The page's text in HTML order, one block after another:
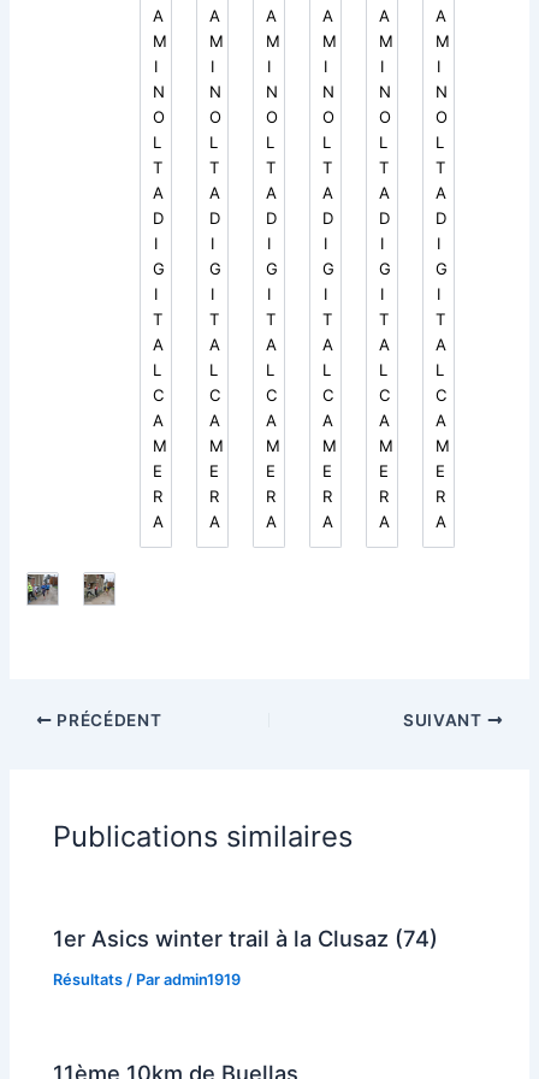
A
M
I
N
O
L
T
A
D
I
G
I
T
A
L
C
A
M
E
R
A
A
M
I
N
O
L
T
A
D
I
G
I
T
A
L
C
A
M
E
R
A
A
M
I
N
O
L
T
A
D
I
G
I
T
A
L
C
A
M
E
R
A
A
M
I
N
O
L
T
A
D
I
G
I
T
A
L
C
A
M
E
R
A
A
M
I
N
O
L
T
A
D
I
G
I
T
A
L
C
A
M
E
R
A
A
M
I
N
O
L
T
A
D
I
G
I
T
A
L
C
A
M
E
R
A
PRÉCÉDENT SUIVANT
Publications similaires
1er Asics winter trail à la Clusaz (74)
Résultats / Paradmin1919
11ème 10km de Buellas